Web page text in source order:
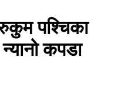
पश्चिका
कपडा